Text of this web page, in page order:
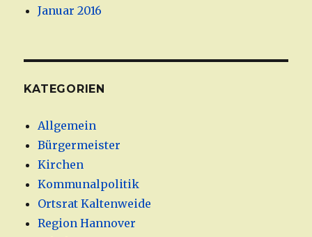
Januar 2016
KATEGORIEN
Allgemein
Bürgermeister
Kirchen
Kommunalpolitik
Ortsrat Kaltenweide
Region Hannover